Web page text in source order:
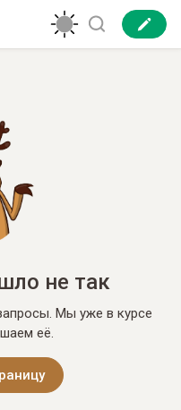
не так
Мы уже в курсе
её.